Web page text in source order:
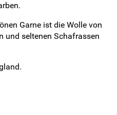
Garne ist die Wolle von
und seltenen Schafrassen